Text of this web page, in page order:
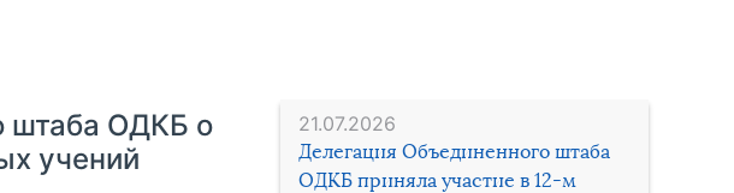
21.07.2026
Делегация Объединенного штаба
ОДКБ приняла участие в 12-м
штаба ОДКБ о
учений